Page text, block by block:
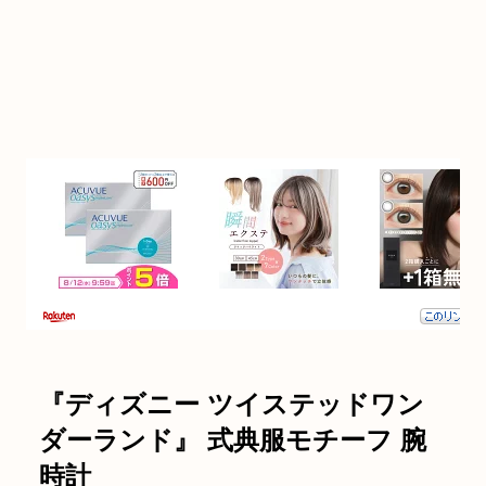
『ディズニー ツイステッドワン
ダーランド』 式典服モチーフ 腕
時計